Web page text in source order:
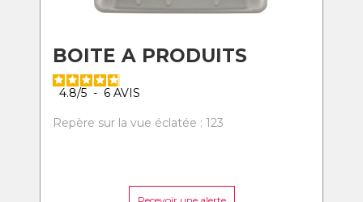
BOITE A PRODUITS
4.8/5 - 6 AVIS
Repère sur la vue éclatée : 123